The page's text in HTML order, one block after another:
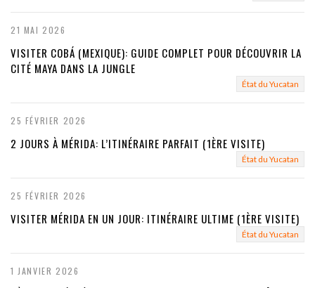
21 MAI 2026
VISITER COBÁ (MEXIQUE): GUIDE COMPLET POUR DÉCOUVRIR LA
CITÉ MAYA DANS LA JUNGLE
État du Yucatan
25 FÉVRIER 2026
2 JOURS À MÉRIDA: L’ITINÉRAIRE PARFAIT (1ÈRE VISITE)
État du Yucatan
25 FÉVRIER 2026
VISITER MÉRIDA EN UN JOUR: ITINÉRAIRE ULTIME (1ÈRE VISITE)
État du Yucatan
1 JANVIER 2026